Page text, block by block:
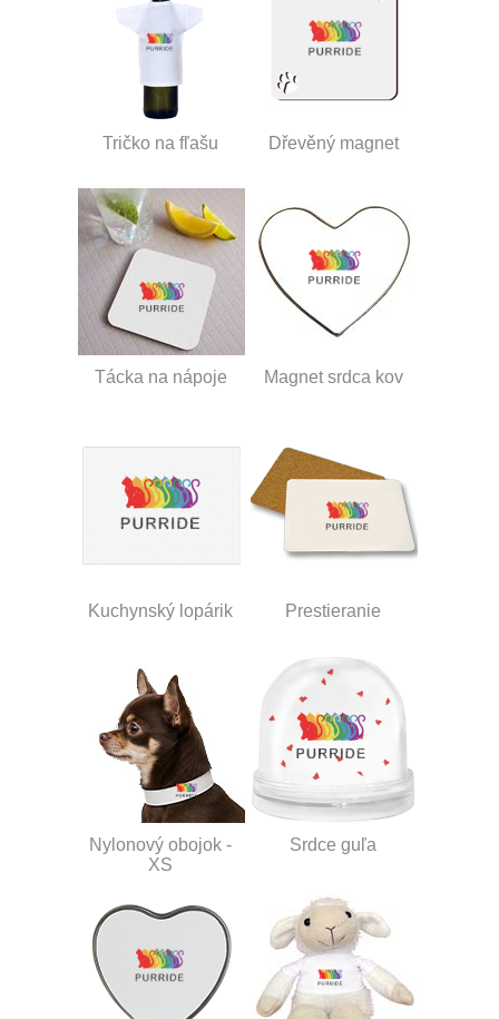
Tričko na fľašu Dřevěný magnet
Tácka na nápoje Magnet srdca kov
Kuchynský lopárik Prestieranie
Nylonový obojok -
XS
Srdce guľa